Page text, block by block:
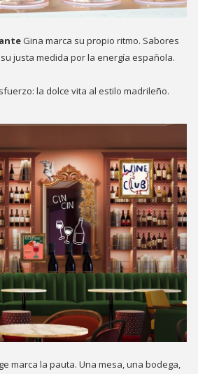
Gina marca su propio ritmo. Sabores
justa medida por la energía española.
la dolce vita al estilo madrileño.
marca la pauta. Una mesa, una bodega,